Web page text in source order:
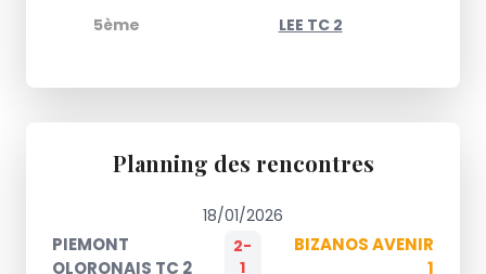
5ème LEE TC 2
Planning des rencontres
18/01/2026
PIEMONT
OLORONAIS TC 2
2-
1
BIZANOS AVENIR
1